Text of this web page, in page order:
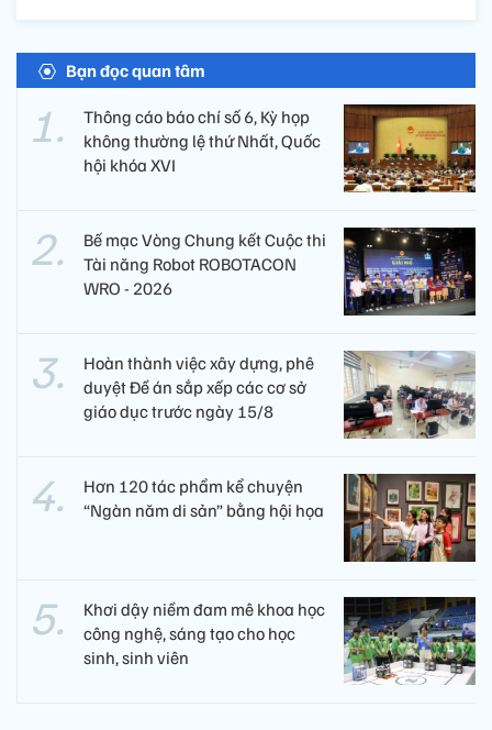
Bạn đọc quan tâm
Thông cáo báo chí số 6, Kỳ họp
không thường lệ thứ Nhất, Quốc
hội khóa XVI
Bế mạc Vòng Chung kết Cuộc thi
Tài năng Robot ROBOTACON
WRO - 2026
Hoàn thành việc xây dựng, phê
duyệt Đề án sắp xếp các cơ sở
giáo dục trước ngày 15/8
Hơn 120 tác phẩm kể chuyện
“Ngàn năm di sản” bằng hội họa
Khơi dậy niềm đam mê khoa học
công nghệ, sáng tạo cho học
sinh, sinh viên